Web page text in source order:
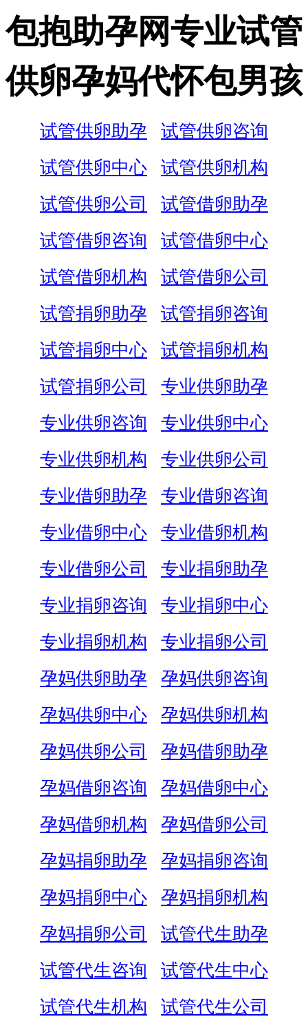
包抱助孕网专业试管
供卵孕妈代怀包男孩
试管供卵助孕
试管供卵咨询
试管供卵中心
试管供卵机构
试管供卵公司
试管借卵助孕
试管借卵咨询
试管借卵中心
试管借卵机构
试管借卵公司
试管捐卵助孕
试管捐卵咨询
试管捐卵中心
试管捐卵机构
试管捐卵公司
专业供卵助孕
专业供卵咨询
专业供卵中心
专业供卵机构
专业供卵公司
专业借卵助孕
专业借卵咨询
专业借卵中心
专业借卵机构
专业借卵公司
专业捐卵助孕
专业捐卵咨询
专业捐卵中心
专业捐卵机构
专业捐卵公司
孕妈供卵助孕
孕妈供卵咨询
孕妈供卵中心
孕妈供卵机构
孕妈供卵公司
孕妈借卵助孕
孕妈借卵咨询
孕妈借卵中心
孕妈借卵机构
孕妈借卵公司
孕妈捐卵助孕
孕妈捐卵咨询
孕妈捐卵中心
孕妈捐卵机构
孕妈捐卵公司
试管代生助孕
试管代生咨询
试管代生中心
试管代生机构
试管代生公司